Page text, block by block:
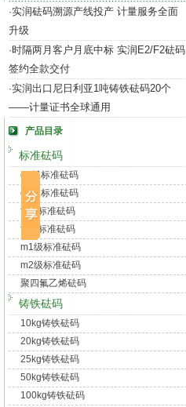
·实润砝码溯源产线投产 计量服务全面
升级
·时隔两月客户月底中标 实润E2/F2砝码
签约全款交付
·实润出口尼日利亚1吨铸铁砝码20个
——计量证书全球通用
产品目录
标准砝码
e1级标准砝码
e2级标准砝码
f1级标准砝码
f2级标准砝码
m1级标准砝码
m2级标准砝码
聚四氟乙烯砝码
铸铁砝码
10kg铸铁砝码
20kg铸铁砝码
25kg铸铁砝码
50kg铸铁砝码
100kg铸铁砝码